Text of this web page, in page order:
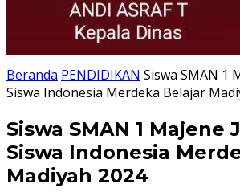
Beranda PENDIDIKAN Siswa SMAN 1
Siswa Indonesia Merdeka Belajar
Siswa SMAN 1 Majene
Siswa Indonesia
Madiyah 2024